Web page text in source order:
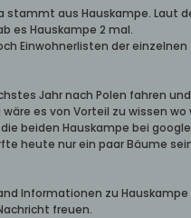
stammt aus Hauskampe. Laut
es Hauskampe 2 mal.
Einwohnerlisten der einzelnen
Jahr nach Polen fahren
es von Vorteil zu wissen wo
beiden Hauskampe bei
heute nur ein paar Bäume
Informationen zu
freuen.